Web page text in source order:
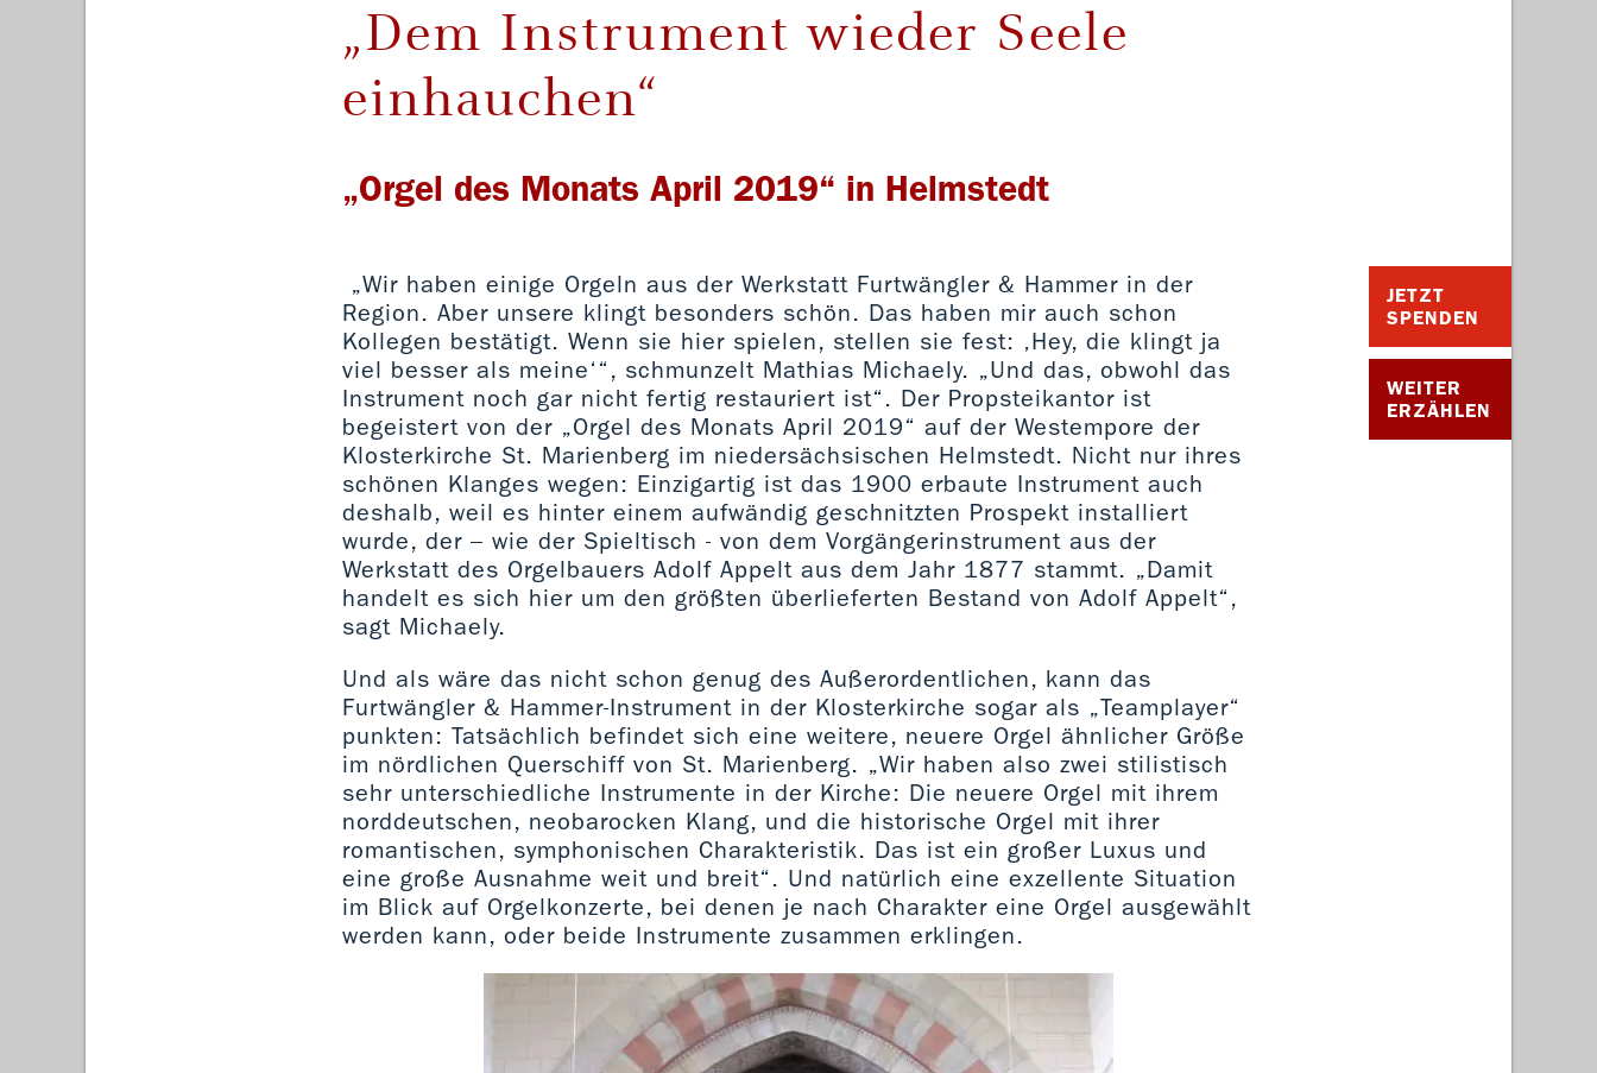
JETZT
SPENDEN
WEITER
ERZÄHLEN
„Dem Instrument wieder Seele
einhauchen“
„Orgel des Monats April 2019“ in Helmstedt
„Wir haben einige Orgeln aus der Werkstatt Furtwängler & Hammer in der
Region. Aber unsere klingt besonders schön. Das haben mir auch schon
Kollegen bestätigt. Wenn sie hier spielen, stellen sie fest: ‚Hey, die klingt ja
viel besser als meine‘“, schmunzelt Mathias Michaely. „Und das, obwohl das
Instrument noch gar nicht fertig restauriert ist“. Der Propsteikantor ist
begeistert von der „Orgel des Monats April 2019“ auf der Westempore der
Klosterkirche St. Marienberg im niedersächsischen Helmstedt. Nicht nur ihres
schönen Klanges wegen: Einzigartig ist das 1900 erbaute Instrument auch
deshalb, weil es hinter einem aufwändig geschnitzten Prospekt installiert
wurde, der – wie der Spieltisch - von dem Vorgängerinstrument aus der
Werkstatt des Orgelbauers Adolf Appelt aus dem Jahr 1877 stammt. „Damit
handelt es sich hier um den größten überlieferten Bestand von Adolf Appelt“,
sagt Michaely.
Und als wäre das nicht schon genug des Außerordentlichen, kann das
Furtwängler & Hammer-Instrument in der Klosterkirche sogar als „Teamplayer“
punkten: Tatsächlich befindet sich eine weitere, neuere Orgel ähnlicher Größe
im nördlichen Querschiff von St. Marienberg. „Wir haben also zwei stilistisch
sehr unterschiedliche Instrumente in der Kirche: Die neuere Orgel mit ihrem
norddeutschen, neobarocken Klang, und die historische Orgel mit ihrer
romantischen, symphonischen Charakteristik. Das ist ein großer Luxus und
eine große Ausnahme weit und breit“. Und natürlich eine exzellente Situation
im Blick auf Orgelkonzerte, bei denen je nach Charakter eine Orgel ausgewählt
werden kann, oder beide Instrumente zusammen erklingen.